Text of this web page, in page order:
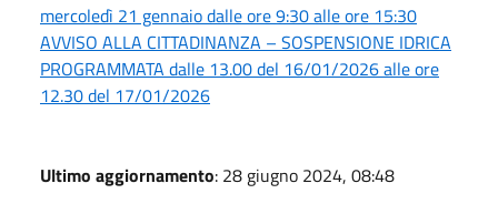
mercoledì 21 gennaio dalle ore 9:30 alle ore 15:30
AVVISO ALLA CITTADINANZA – SOSPENSIONE IDRICA
PROGRAMMATA dalle 13.00 del 16/01/2026 alle ore
12.30 del 17/01/2026
Ultimo aggiornamento: 28 giugno 2024, 08:48